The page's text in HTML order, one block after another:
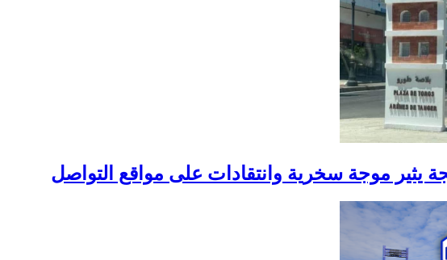
يثير موجة سخرية وانتقادات على مواقع التواصل